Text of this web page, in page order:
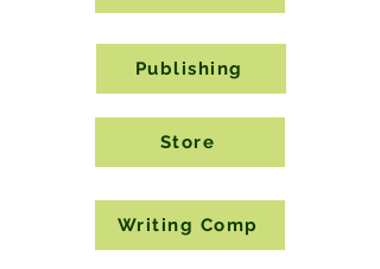
Publishing
Store
Writing Comp